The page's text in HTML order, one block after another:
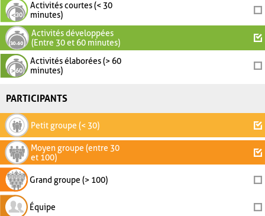
Activités courtes (< 30
minutes)
Activités développées
(Entre 30 et 60 minutes)
Activités élaborées (> 60
minutes)
PARTICIPANTS
Petit groupe (< 30)
Moyen groupe (entre 30
et 100)
Grand groupe (> 100)
Équipe